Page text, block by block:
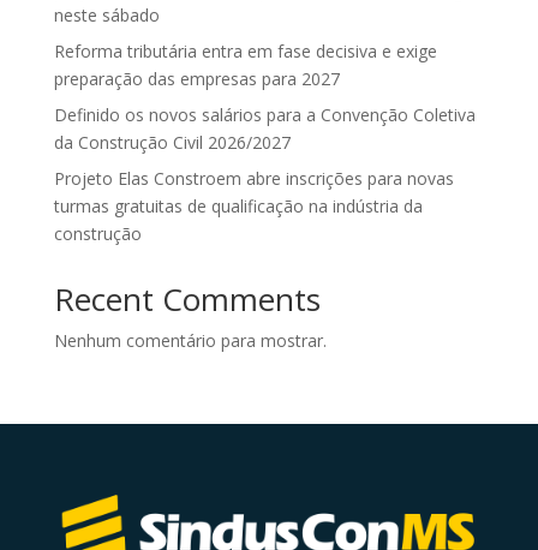
neste sábado
Reforma tributária entra em fase decisiva e exige
preparação das empresas para 2027
Definido os novos salários para a Convenção Coletiva
da Construção Civil 2026/2027
Projeto Elas Constroem abre inscrições para novas
turmas gratuitas de qualificação na indústria da
construção
Recent Comments
Nenhum comentário para mostrar.